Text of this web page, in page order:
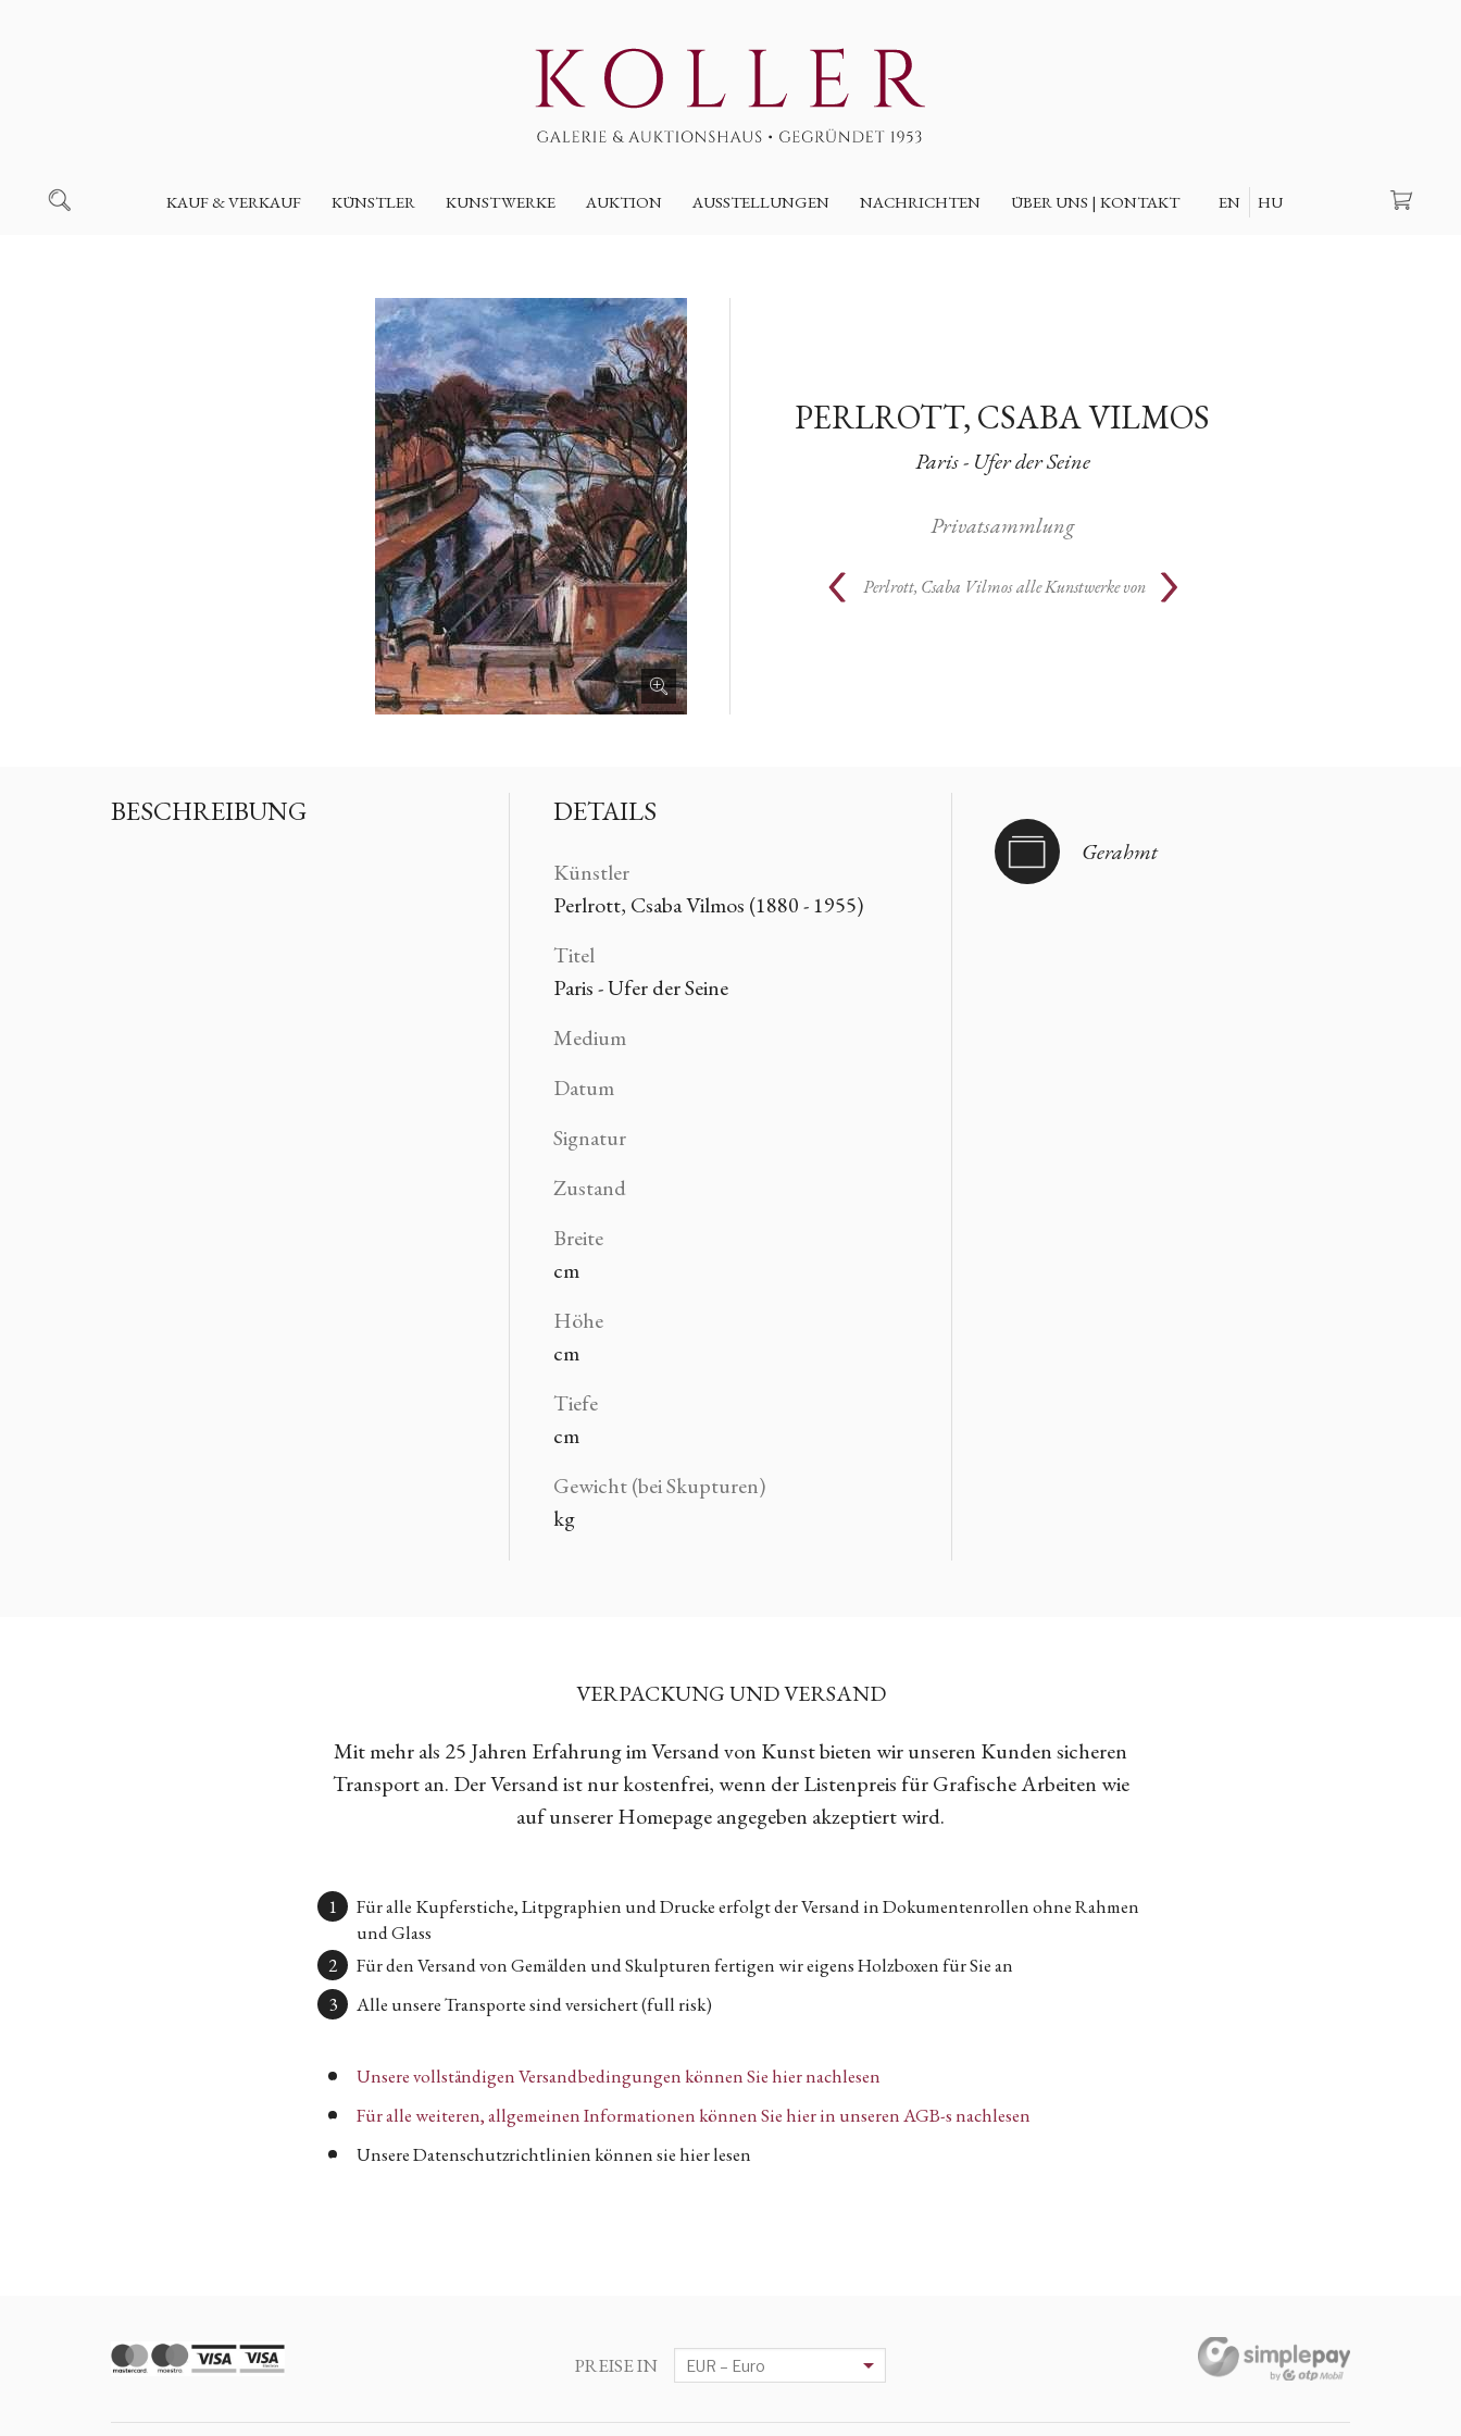
KAUF & VERKAUF KÜNSTLER KUNSTWERKE AUKTION AUSSTELLUNGEN NACHRICHTEN ÜBER UNS | KONTAKT EN HU
PERLROTT, CSABA VILMOS
Paris - Ufer der Seine
Privatsammlung
Perlrott, Csaba Vilmosalle Kunstwerke von
BESCHREIBUNG DETAILS
Künstler
Perlrott, Csaba Vilmos (1880 - 1955)
Titel
Paris - Ufer der Seine
Medium
Datum
Signatur
Zustand
Breite
cm
Höhe
cm
Tiefe
cm
Gewicht (bei Skupturen)
kg
Gerahmt
VERPACKUNG UND VERSAND
Mit mehr als 25 Jahren Erfahrung im Versand von Kunst bieten wir unseren Kunden sicheren
Transport an. Der Versand ist nur kostenfrei, wenn der Listenpreis für Grafische Arbeiten wie
auf unserer Homepage angegeben akzeptiert wird.
Für alle Kupferstiche, Litpgraphien und Drucke erfolgt der Versand in Dokumentenrollen ohne Rahmen
und Glass
Für den Versand von Gemälden und Skulpturen fertigen wir eigens Holzboxen für Sie an
Alle unsere Transporte sind versichert (full risk)
Unsere vollständigen Versandbedingungen können Sie hier nachlesen
Für alle weiteren, allgemeinen Informationen können Sie hier in unseren AGB-s nachlesen
Unsere Datenschutzrichtlinien können sie hier lesen
PREISE IN